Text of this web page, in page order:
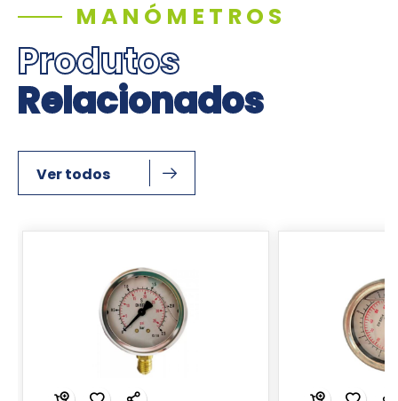
MANÓMETROS
Produtos
Relacionados
Ver todos